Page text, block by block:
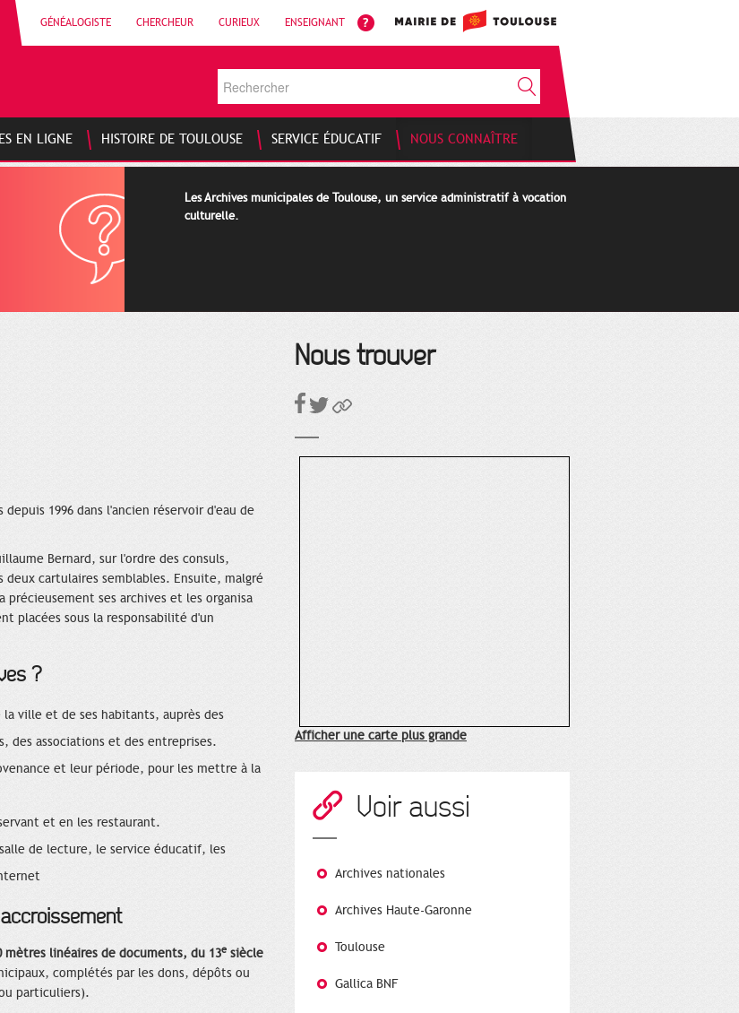
GÉNÉALOGISTE CHERCHEUR CURIEUX ENSEIGNANT
EN LIGNE HISTOIRE DE TOULOUSE SERVICE ÉDUCATIF NOUS CONNAÎTRE
Les Archives municipales de Toulouse, un service administratif à vocation
culturelle.
1996 dans l'ancien réservoir d'eau de
Bernard, sur l'ordre des consuls,
cartulaires semblables. Ensuite, malgré
ses archives et les organisa
placées sous la responsabilité d'un
?
ville et de ses habitants, auprès des
des associations et des entreprises.
et leur période, pour les mettre à la
et en les restaurant.
de lecture, le service éducatif, les
mètres linéaires de documents, du 13e siècle
complétés par les dons, dépôts ou
particuliers).
Nous trouver
Afficher une carte plus grande
Voir aussi
Archives nationales
Archives Haute-Garonne
Toulouse
Gallica BNF